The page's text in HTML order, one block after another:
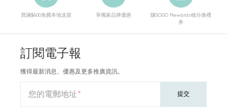
買滿$600免費本地送貨 享獨家品牌優惠
賺SOGO Rewards積分換禮
券
訂閱電子報
獲得最新消息、優惠及更多推廣資訊。
您的電郵地址 提交